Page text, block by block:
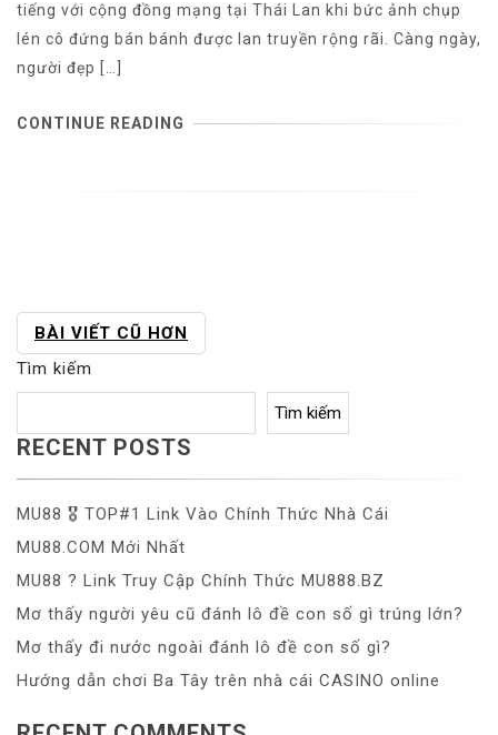
tiếng với cộng đồng mạng tại Thái Lan khi bức ảnh chụp
lén cô đứng bán bánh được lan truyền rộng rãi. Càng ngày,
người đẹp […]
CONTINUE READING
ĐIỀU
HƯỚNG
BÀI
BÀI VIẾT CŨ HƠN
Tìm kiếm
Tìm kiếm
RECENT POSTS
MU88 🎖️ TOP#1 Link Vào Chính Thức Nhà Cái
MU88.COM Mới Nhất
MU88 ?️ Link Truy Cập Chính Thức MU888.BZ
Mơ thấy người yêu cũ đánh lô đề con số gì trúng lớn?
Mơ thấy đi nước ngoài đánh lô đề con số gì?
Hướng dẫn chơi Ba Tây trên nhà cái CASINO online